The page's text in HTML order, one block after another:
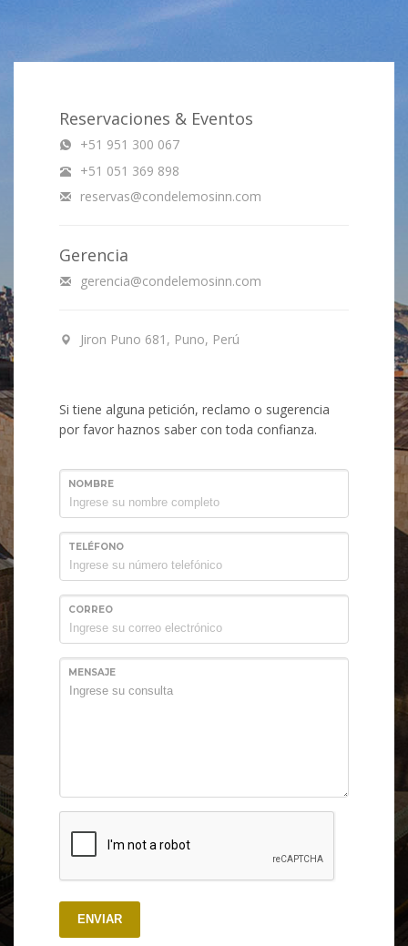
Reservaciones & Eventos
+51 951 300 067
+51 051 369 898
reservas@condelemosinn.com
Gerencia
gerencia@condelemosinn.com
Jiron Puno 681, Puno, Perú
Si tiene alguna petición, reclamo o sugerencia
por favor haznos saber con toda confianza.
NOMBRE
TELÉFONO
CORREO
MENSAJE
ENVIAR